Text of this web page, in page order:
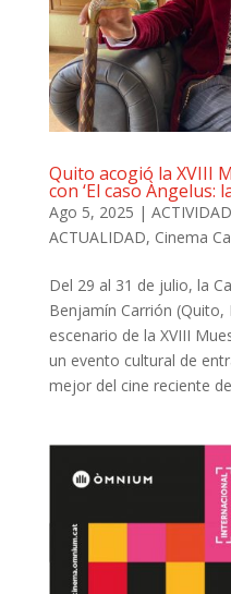
Quito acogió la XVIII
con ‘El caso Àngelus:
Ago 5, 2025 |
ACTUALIDAD, Cinema
Del 29 al 31 de julio, la
Benjamín Carrión
escenario de la XVIII
un evento cultural de
mejor del cine reciente